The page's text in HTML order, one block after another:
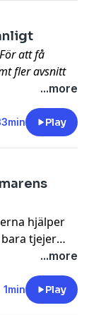
att få
fler avsnitt
Podme
& Lyset
...more
Play
hjälper
tjejer
tjejerna
tioåriga on
när
leder en
...more
1min Play